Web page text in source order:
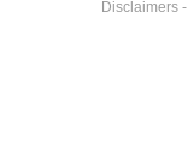
Disclaimers-